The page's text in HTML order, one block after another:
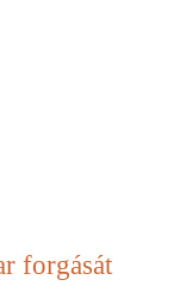
forgását